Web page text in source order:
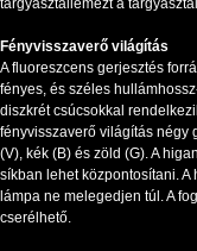
tárgyasztallemezt a
Fényvisszaverő világítás
A fluoreszcens gerjesztés
fényes, és széles
diszkrét csúcsokkal
fényvisszaverő világítás négy
(V), kék (B) és zöld (G). A
síkban lehet központosítani.
lámpa ne melegedjen túl. A
cserélhető.